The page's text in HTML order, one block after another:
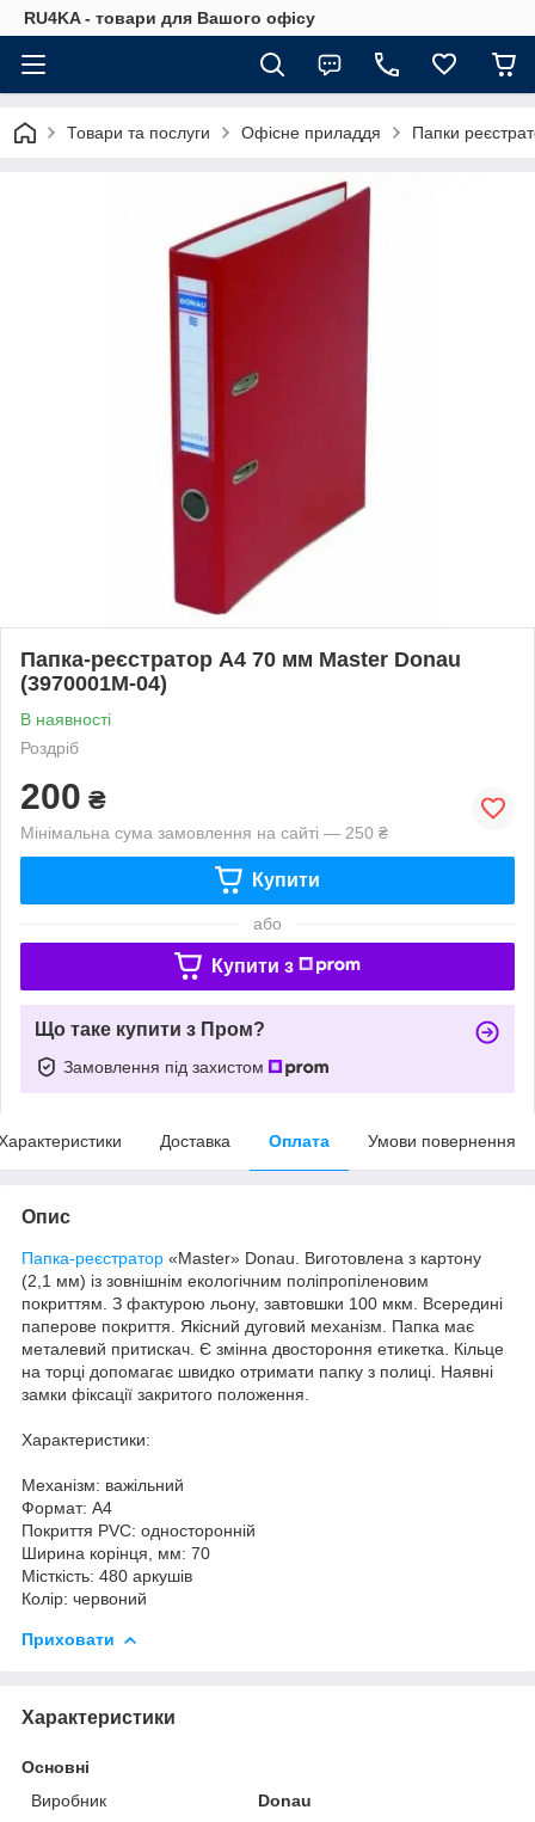
RU4KA - товари для Вашого офісу
Товари та послуги Офісне приладдя Папки
Папка-реєстратор А4 70 мм Master Donau
(3970001M-04)
В наявності
Роздріб
200 ₴
Мінімальна сума замовлення на сайті — 250 ₴
Купити
або
Купити з
Що таке купити з Пром?
Замовлення під захистом
Доставка Оплата Умови повернення
Опис
Папка-реєстратор «Master» Donau. Виготовлена з картону
(2,1 мм) із зовнішнім екологічним поліпропіленовим
покриттям. З фактурою льону, завтовшки 100 мкм. Всередині
паперове покриття. Якісний дуговий механізм. Папка має
металевий притискач. Є змінна двостороння етикетка. Кільце
на торці допомагає швидко отримати папку з полиці. Наявні
замки фіксації закритого положення.
Характеристики:
Механізм: важільний
Формат: А4
Покриття PVC: односторонній
Ширина корінця, мм: 70
Місткість: 480 аркушів
Колір: червоний
Приховати
Характеристики
Основні
Виробник
Donau